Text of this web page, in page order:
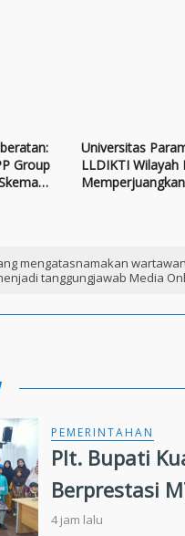
Group
Universitas
LLDIKTI Wilayah
mengatasnamakan
tanggungjawab Media
PEMERINTAHAN
Plt. Bupati
Berprestasi
4 jam lalu